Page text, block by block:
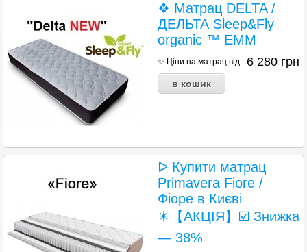
❖ Матрац DELTA /
ДЕЛЬТА Sleep&Fly
organic ™ ЕММ
✨ Ціни на матрац від 6 280 грн
ᐅ Купити матрац
Primavera Fiore /
Фіоре в Києві
✴️【АКЦІЯ】☑️ Знижка
— 38%